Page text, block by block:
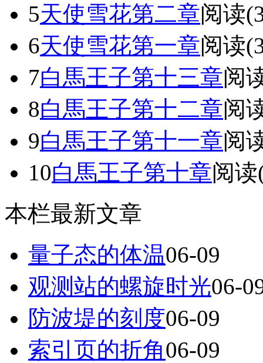
5天使雪花第二章阅读
6天使雪花第一章阅读
7白馬王子第十三章阅
8白馬王子第十二章阅
9白馬王子第十一章阅
10白馬王子第十章阅读
本栏最新文章
量子态的体温​06-09
观测站的螺旋时光06-
防波堤的刻度06-09
索引页的折角06-09